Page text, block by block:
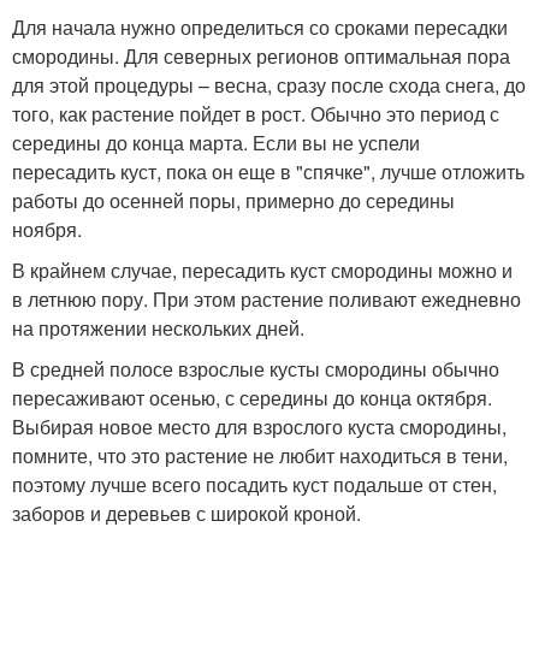
Для начала нужно определиться со сроками пересадки
смородины. Для северных регионов оптимальная пора
для этой процедуры – весна, сразу после схода снега, до
того, как растение пойдет в рост. Обычно это период с
середины до конца марта. Если вы не успели
пересадить куст, пока он еще в "спячке", лучше отложить
работы до осенней поры, примерно до середины
ноября.
В крайнем случае, пересадить куст смородины можно и
в летнюю пору. При этом растение поливают ежедневно
на протяжении нескольких дней.
В средней полосе взрослые кусты смородины обычно
пересаживают осенью, с середины до конца октября.
Выбирая новое место для взрослого куста смородины,
помните, что это растение не любит находиться в тени,
поэтому лучше всего посадить куст подальше от стен,
заборов и деревьев с широкой кроной.